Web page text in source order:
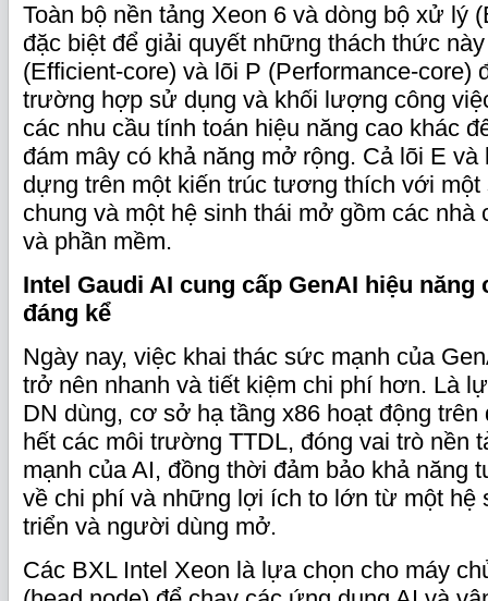
Toàn bộ nền tảng Xeon 6 và dòng bộ xử lý
đặc biệt để giải quyết những thách thức
(Efficient-core) và lõi P (Performance-core)
trường hợp sử dụng và khối lượng công
các nhu cầu tính toán hiệu năng cao khác
đám mây có khả năng mở rộng. Cả lõi E
dựng trên một kiến trúc tương thích với một
chung và một hệ sinh thái mở gồm các nhà
và phần mềm.
Intel Gaudi AI cung cấp GenAI hiệu năng
đáng kể
Ngày nay, việc khai thác sức mạnh của
trở nên nhanh và tiết kiệm chi phí hơn. Là
DN dùng, cơ sở hạ tầng x86 hoạt động
hết các môi trường TTDL, đóng vai trò nền
mạnh của AI, đồng thời đảm bảo khả năng
về chi phí và những lợi ích to lớn từ một hệ
triển và người dùng mở.
Các BXL Intel Xeon là lựa chọn cho máy